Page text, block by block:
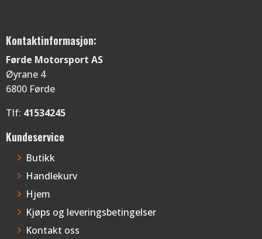
Kontaktinformasjon:
Førde Motorsport AS
Øyrane 4
6800 Førde
Tlf: 41534245
Kundeservice
Butikk
Handlekurv
Hjem
Kjøps og leveringsbetingelser
Kontakt oss